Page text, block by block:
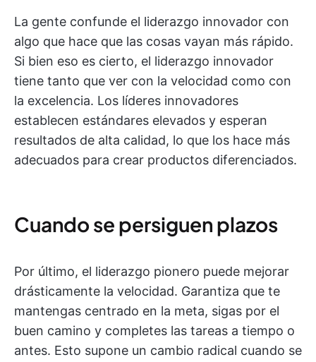
La gente confunde el liderazgo innovador con
algo que hace que las cosas vayan más rápido.
Si bien eso es cierto, el liderazgo innovador
tiene tanto que ver con la velocidad como con
la excelencia. Los líderes innovadores
establecen estándares elevados y esperan
resultados de alta calidad, lo que los hace más
adecuados para crear productos diferenciados.
Cuando se persiguen plazos
Por último, el liderazgo pionero puede mejorar
drásticamente la velocidad. Garantiza que te
mantengas centrado en la meta, sigas por el
buen camino y completes las tareas a tiempo o
antes. Esto supone un cambio radical cuando se